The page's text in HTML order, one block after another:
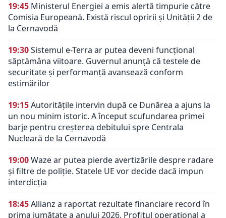
19:45 Ministerul Energiei a emis alertă timpurie către
Comisia Europeană. Există riscul opririi și Unității 2 de
la Cernavodă
19:30Sistemul e-Terra ar putea deveni funcțional
săptămâna viitoare. Guvernul anunță că testele de
securitate și performanță avansează conform
estimărilor
19:15Autoritățile intervin după ce Dunărea a ajuns la
un nou minim istoric. A început scufundarea primei
barje pentru creșterea debitului spre Centrala
Nucleară de la Cernavodă
19:00Waze ar putea pierde avertizările despre radare
și filtre de poliție. Statele UE vor decide dacă impun
interdicția
18:45Allianz a raportat rezultate financiare record în
prima jumătate a anului 2026. Profitul operațional a